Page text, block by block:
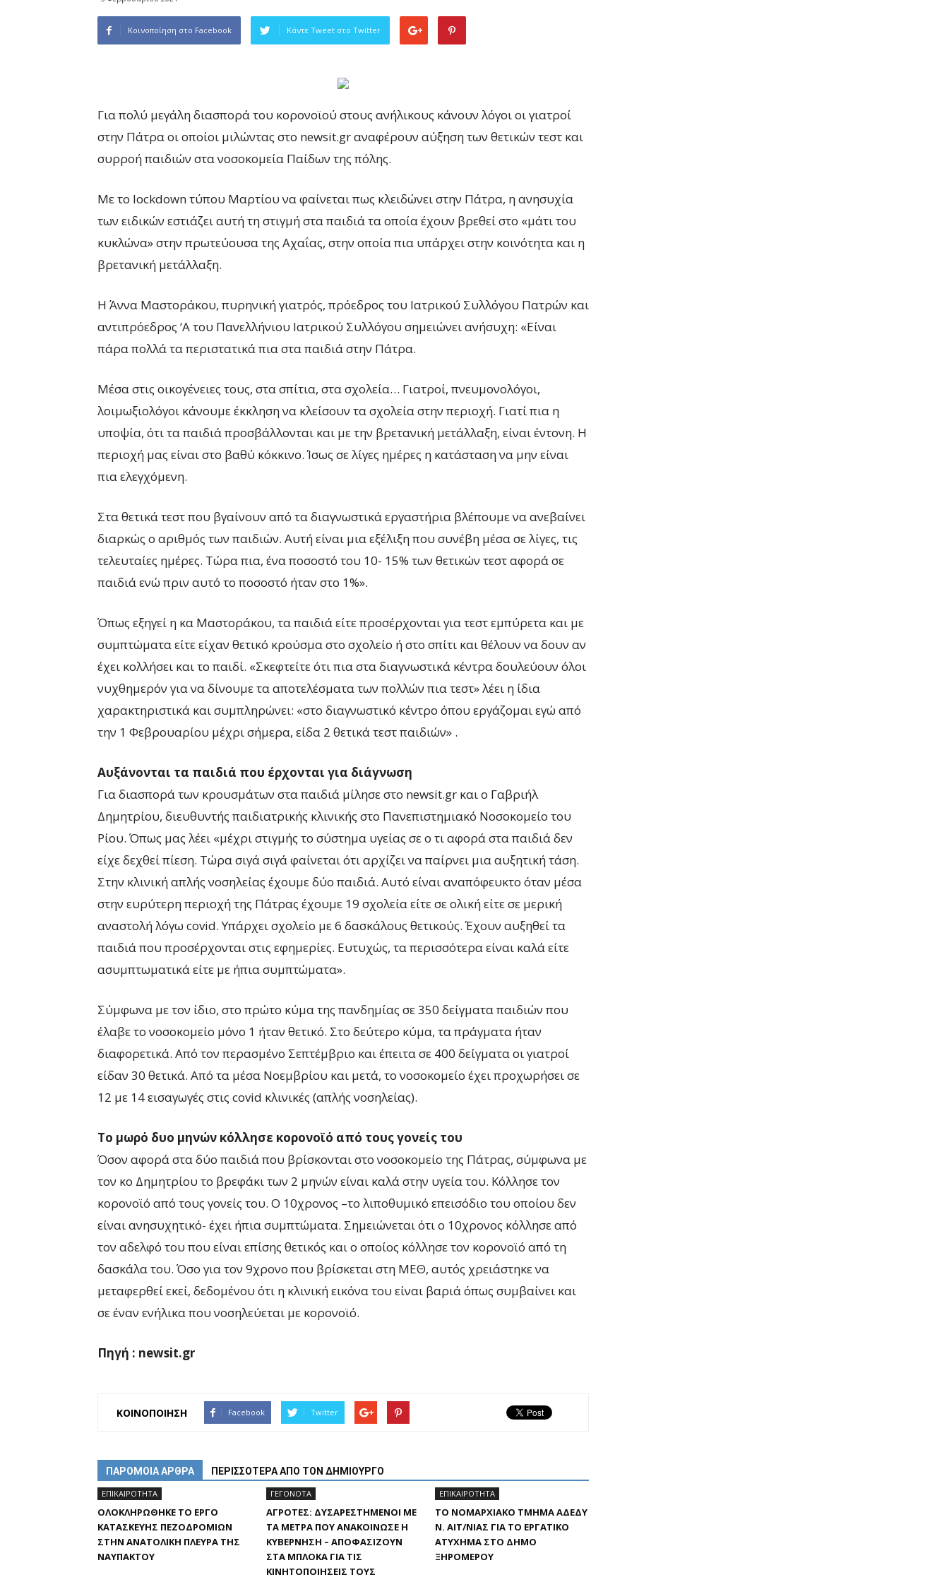
Κοινοποίηση στο Facebook Κάντε Tweet στο Twitter
Για πολύ μεγάλη διασπορά του κορονοϊού στους ανήλικους κάνουν λόγοι οι γιατροί
στην Πάτρα οι οποίοι μιλώντας στο newsit.gr αναφέρουν αύξηση των θετικών τεστ και
συρροή παιδιών στα νοσοκομεία Παίδων της πόλης.
Με το lockdown τύπου Μαρτίου να φαίνεται πως κλειδώνει στην Πάτρα, η ανησυχία
των ειδικών εστιάζει αυτή τη στιγμή στα παιδιά τα οποία έχουν βρεθεί στο «μάτι του
κυκλώνα» στην πρωτεύουσα της Αχαΐας, στην οποία πια υπάρχει στην κοινότητα και η
βρετανική μετάλλαξη.
H Άννα Μαστοράκου, πυρηνική γιατρός, πρόεδρος του Ιατρικού Συλλόγου Πατρών και
αντιπρόεδρος ‘Α του Πανελλήνιου Ιατρικού Συλλόγου σημειώνει ανήσυχη: «Είναι
πάρα πολλά τα περιστατικά πια στα παιδιά στην Πάτρα.
Μέσα στις οικογένειες τους, στα σπίτια, στα σχολεία… Γιατροί, πνευμονολόγοι,
λοιμωξιολόγοι κάνουμε έκκληση να κλείσουν τα σχολεία στην περιοχή. Γιατί πια η
υποψία, ότι τα παιδιά προσβάλλονται και με την βρετανική μετάλλαξη, είναι έντονη. Η
περιοχή μας είναι στο βαθύ κόκκινο. Ίσως σε λίγες ημέρες η κατάσταση να μην είναι
πια ελεγχόμενη.
Στα θετικά τεστ που βγαίνουν από τα διαγνωστικά εργαστήρια βλέπουμε να ανεβαίνει
διαρκώς ο αριθμός των παιδιών. Αυτή είναι μια εξέλιξη που συνέβη μέσα σε λίγες, τις
τελευταίες ημέρες. Τώρα πια, ένα ποσοστό του 10- 15% των θετικών τεστ αφορά σε
παιδιά ενώ πριν αυτό το ποσοστό ήταν στο 1%».
Όπως εξηγεί η κα Μαστοράκου, τα παιδιά είτε προσέρχονται για τεστ εμπύρετα και με
συμπτώματα είτε είχαν θετικό κρούσμα στο σχολείο ή στο σπίτι και θέλουν να δουν αν
έχει κολλήσει και το παιδί. «Σκεφτείτε ότι πια στα διαγνωστικά κέντρα δουλεύουν όλοι
νυχθημερόν για να δίνουμε τα αποτελέσματα των πολλών πια τεστ» λέει η ίδια
χαρακτηριστικά και συμπληρώνει: «στο διαγνωστικό κέντρο όπου εργάζομαι εγώ από
την 1 Φεβρουαρίου μέχρι σήμερα, είδα 2 θετικά τεστ παιδιών» .
Αυξάνονται τα παιδιά που έρχονται για διάγνωση
Για διασπορά των κρουσμάτων στα παιδιά μίλησε στο newsit.gr και ο Γαβριήλ
Δημητρίου, διευθυντής παιδιατρικής κλινικής στο Πανεπιστημιακό Νοσοκομείο του
Ρίου. Όπως μας λέει «μέχρι στιγμής το σύστημα υγείας σε ο τι αφορά στα παιδιά δεν
είχε δεχθεί πίεση. Τώρα σιγά σιγά φαίνεται ότι αρχίζει να παίρνει μια αυξητική τάση.
Στην κλινική απλής νοσηλείας έχουμε δύο παιδιά. Αυτό είναι αναπόφευκτο όταν μέσα
στην ευρύτερη περιοχή της Πάτρας έχουμε 19 σχολεία είτε σε ολική είτε σε μερική
αναστολή λόγω covid. Υπάρχει σχολείο με 6 δασκάλους θετικούς. Έχουν αυξηθεί τα
παιδιά που προσέρχονται στις εφημερίες. Ευτυχώς, τα περισσότερα είναι καλά είτε
ασυμπτωματικά είτε με ήπια συμπτώματα».
Σύμφωνα με τον ίδιο, στο πρώτο κύμα της πανδημίας σε 350 δείγματα παιδιών που
έλαβε το νοσοκομείο μόνο 1 ήταν θετικό. Στο δεύτερο κύμα, τα πράγματα ήταν
διαφορετικά. Από τον περασμένο Σεπτέμβριο και έπειτα σε 400 δείγματα οι γιατροί
είδαν 30 θετικά. Από τα μέσα Νοεμβρίου και μετά, το νοσοκομείο έχει προχωρήσει σε
12 με 14 εισαγωγές στις covid κλινικές (απλής νοσηλείας).
Το μωρό δυο μηνών κόλλησε κορονοϊό από τους γονείς του
Όσον αφορά στα δύο παιδιά που βρίσκονται στο νοσοκομείο της Πάτρας, σύμφωνα με
τον κο Δημητρίου το βρεφάκι των 2 μηνών είναι καλά στην υγεία του. Κόλλησε τον
κορονοϊό από τους γονείς του. Ο 10χρονος –το λιποθυμικό επεισόδιο του οποίου δεν
είναι ανησυχητικό- έχει ήπια συμπτώματα. Σημειώνεται ότι ο 10χρονος κόλλησε από
τον αδελφό του που είναι επίσης θετικός και ο οποίος κόλλησε τον κορονοϊό από τη
δασκάλα του. Όσο για τον 9χρονο που βρίσκεται στη ΜΕΘ, αυτός χρειάστηκε να
μεταφερθεί εκεί, δεδομένου ότι η κλινική εικόνα του είναι βαριά όπως συμβαίνει και
σε έναν ενήλικα που νοσηλεύεται με κορονοϊό.
Πηγή : newsit.gr
ΚΟΙΝΟΠΟΙΗΣΗ Facebook Twitter
ΠΑΡΟΜΟΙΑ ΑΡΘΡΑ ΠΕΡΙΣΣΟΤΕΡΑ ΑΠΟ ΤΟΝ ΔΗΜΙΟΥΡΓΟ
ΕΠΙΚΑΙΡΟΤΗΤΑ
ΟΛΟΚΛΗΡΏΘΗΚΕ ΤΟ ΈΡΓΟ
ΚΑΤΑΣΚΕΥΉΣ ΠΕΖΟΔΡΟΜΊΩΝ
ΣΤΗΝ ΑΝΑΤΟΛΙΚΉ ΠΛΕΥΡΆ ΤΗΣ
ΝΑΥΠΆΚΤΟΥ
ΓΕΓΟΝΟΤΑ
ΑΓΡΌΤΕΣ: ΔΥΣΑΡΕΣΤΗΜΈΝΟΙ ΜΕ
ΤΑ ΜΈΤΡΑ ΠΟΥ ΑΝΑΚΟΊΝΩΣΕ Η
ΚΥΒΈΡΝΗΣΗ – ΑΠΟΦΑΣΊΖΟΥΝ
ΣΤΑ ΜΠΛΌΚΑ ΓΙΑ ΤΙΣ
ΚΙΝΗΤΟΠΟΙΉΣΕΙΣ ΤΟΥΣ
ΕΠΙΚΑΙΡΟΤΗΤΑ
ΤΟ ΝΟΜΑΡΧΙΑΚΌ ΤΜΉΜΑ ΑΔΕΔΥ
Ν. ΑΙΤ/ΝΊΑΣ ΓΙΑ ΤΟ ΕΡΓΑΤΙΚΌ
ΑΤΎΧΗΜΑ ΣΤΟ ΔΉΜΟ
ΞΗΡΟΜΈΡΟΥ